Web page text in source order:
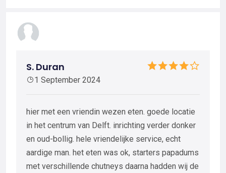
S. Duran
1 September 2024
hier met een vriendin wezen eten. goede locatie
in het centrum van Delft. inrichting verder donker
en oud-bollig. hele vriendelijke service, echt
aardige man. het eten was ok, starters papadums
met verschillende chutneys daarna hadden wij de